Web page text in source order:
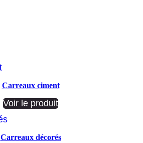
Carreaux ciment
Voir le produit
Carreaux décorés